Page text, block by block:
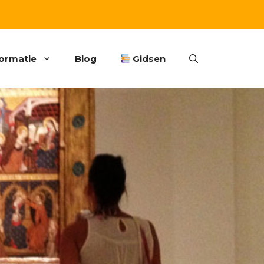
Blog Gidsen